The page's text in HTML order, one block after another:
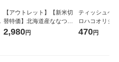
【アウトレット】【新米切
替特価】北海道産ななつぼ
し 無洗米 5kg 1袋 令和7年産
米 木徳神糧 オリジナル
2,980円
ティッシュペ
ロハコオリジ
ックティッシ
470円